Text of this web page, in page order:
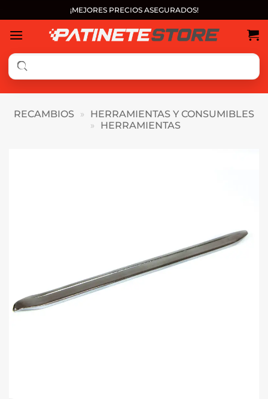
al
contenido
¡MEJORES PRECIOS ASEGURADOS!
RECAMBIOS »
HERRAMIENTAS Y CONSUMIBLES
»
HERRAMIENTAS